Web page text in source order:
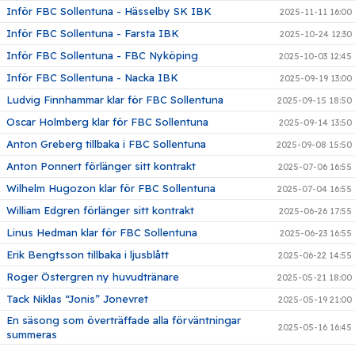
Inför FBC Sollentuna - Hässelby SK IBK 2025-11-11 16:00
Inför FBC Sollentuna - Farsta IBK 2025-10-24 12:30
Inför FBC Sollentuna - FBC Nyköping 2025-10-03 12:45
Inför FBC Sollentuna - Nacka IBK 2025-09-19 13:00
Ludvig Finnhammar klar för FBC Sollentuna 2025-09-15 18:50
Oscar Holmberg klar för FBC Sollentuna 2025-09-14 13:50
Anton Greberg tillbaka i FBC Sollentuna 2025-09-08 15:50
Anton Ponnert förlänger sitt kontrakt 2025-07-06 16:55
Wilhelm Hugozon klar för FBC Sollentuna 2025-07-04 16:55
William Edgren förlänger sitt kontrakt 2025-06-26 17:55
Linus Hedman klar för FBC Sollentuna 2025-06-23 16:55
Erik Bengtsson tillbaka i ljusblått 2025-06-22 14:55
Roger Östergren ny huvudtränare 2025-05-21 18:00
Tack Niklas “Jonis” Jonevret 2025-05-19 21:00
En säsong som överträffade alla förväntningar
summeras
2025-05-16 16:45